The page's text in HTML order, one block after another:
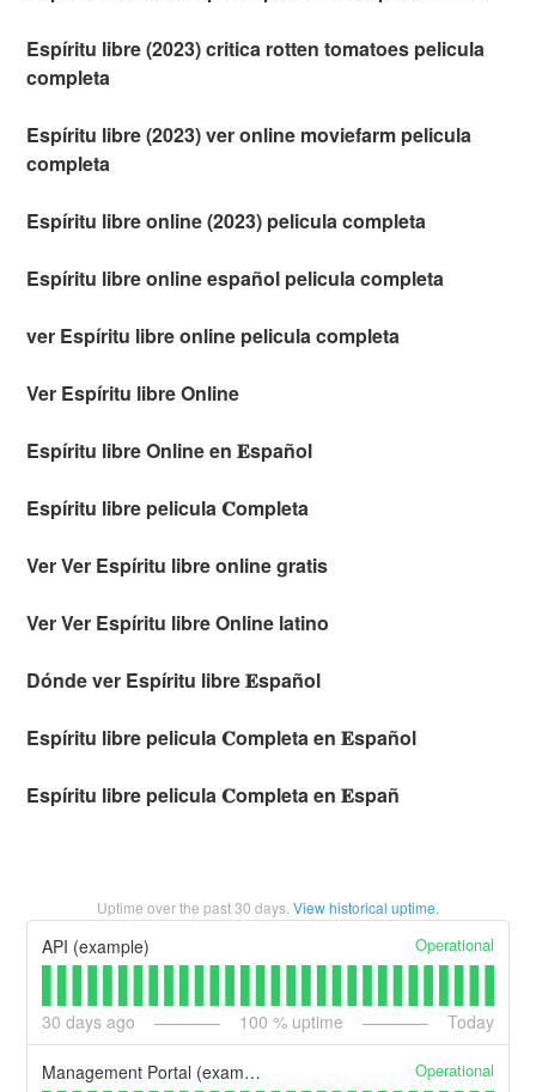
Espíritu libre (2023) critica rotten tomatoes pelicula
completa
Espíritu libre (2023) ver online moviefarm pelicula
completa
Espíritu libre online (2023) pelicula completa
Espíritu libre online español pelicula completa
ver Espíritu libre online pelicula completa
Ver Espíritu libre Online
Espíritu libre Online en 𝐄spañol
Espíritu libre pelicula 𝐂ompleta
Ver Ver Espíritu libre online gratis
Ver Ver Espíritu libre Online latino
Dónde ver Espíritu libre 𝐄spañol
Espíritu libre pelicula 𝐂ompleta en 𝐄spañol
Espíritu libre pelicula 𝐂ompleta en 𝐄spañ
Uptime over the past30 days. View historical uptime.
API (example) Operational
30 days ago 100 % uptime Today
Management Portal (example) Operational